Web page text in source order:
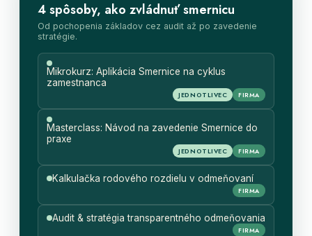
4 spôsoby, ako zvládnuť smernicu
Od pochopenia základov cez audit až po zavedenie
stratégie.
Mikrokurz: Aplikácia Smernice na cyklus
zamestnanca
JEDNOTLIVEC FIRMA
Masterclass: Návod na zavedenie Smernice do
praxe
JEDNOTLIVEC FIRMA
Kalkulačka rodového rozdielu v odmeňovaní
FIRMA
Audit & stratégia transparentného odmeňovania
FIRMA